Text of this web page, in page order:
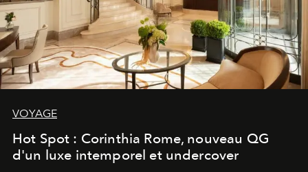
VOYAGE
Hot Spot : Corinthia Rome, nouveau QG
d'un luxe intemporel et undercover